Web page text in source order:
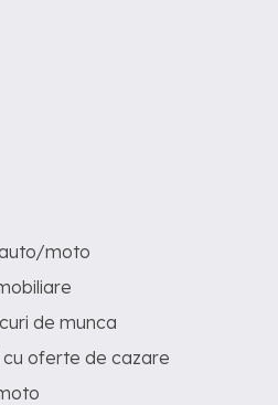
moto
de munca
cu oferte de cazare